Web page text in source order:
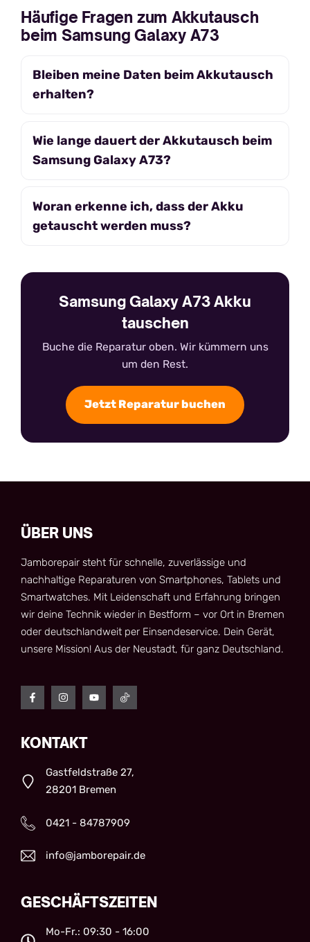
Häufige Fragen zum Akkutausch
beim Samsung Galaxy A73
Bleiben meine Daten beim Akkutausch
erhalten?
Wie lange dauert der Akkutausch beim
Samsung Galaxy A73?
Woran erkenne ich, dass der Akku
getauscht werden muss?
Samsung Galaxy A73 Akku
tauschen
Buche die Reparatur oben. Wir kümmern uns
um den Rest.
Jetzt Reparatur buchen
ÜBER UNS
Jamborepair steht für schnelle, zuverlässige und
nachhaltige Reparaturen von Smartphones, Tablets und
Smartwatches. Mit Leidenschaft und Erfahrung bringen
wir deine Technik wieder in Bestform – vor Ort in Bremen
oder deutschlandweit per Einsendeservice. Dein Gerät,
unsere Mission! Aus der Neustadt, für ganz Deutschland.
KONTAKT
Gastfeldstraße 27,
28201 Bremen
0421 - 84787909
info@jamborepair.de
GESCHÄFTSZEITEN
Mo-Fr.: 09:30 - 16:00